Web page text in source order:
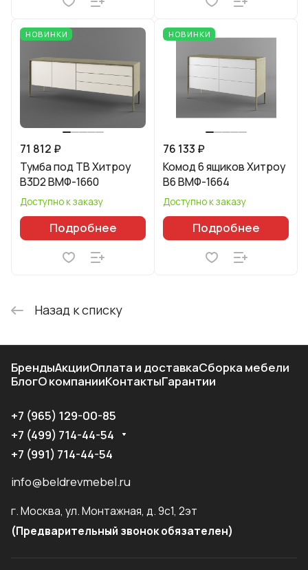
НОВИНКИ
71 812 ₽
Тумба под ТВ Хитроу
В3D2 ВМФ-1660
Доступно к заказу
Подробнее
НОВИНКИ
76 133 ₽
Комод 6 ящиков Хитроу
В6 ВМФ-1664
Доступно к заказу
Подробнее
Назад к списку
БрендыАкцииОплата и доставкаСборка мебели
БлогО компанииКонтактыГарантии
+7 (965) 129-00-85
+7 (499) 714-44-54
+7 (991) 714-44-54
info@beldrevmebel.ru
г. Москва, ул. Монтажная, д. 9с1, 2эт
(Предварительный звонок обязателен)